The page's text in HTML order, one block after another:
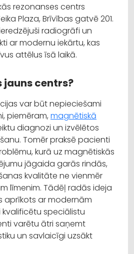
rezonanses centrs
Plaza, Brīvības gatvē 201.
radiogrāfi un
ar modernu iekārtu, kas
attēlus īsā laikā.
centrs?
var būt nepieciešami
piemēram, magnētiskā
diagnozi un izvēlētos
Tomēr praksē pacienti
kurā uz magnētiskās
jāgaida garās rindās,
kvalitāte ne vienmēr
līmenim. Tādēļ radās ideja
aprīkots ar modernām
speciālistu
varētu ātri saņemt
un savlaicīgi uzsākt